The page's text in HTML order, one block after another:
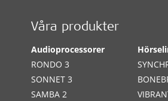
Våra produkter
Audioprocessorer
RONDO 3
SONNET 3
SAMBA 2